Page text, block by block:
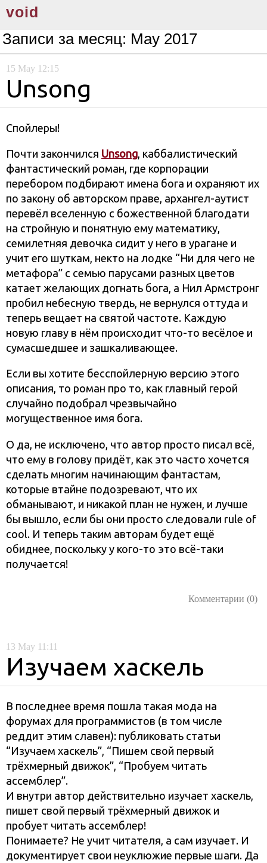
void
Записи за месяц: May 2017
15 May 12:15
Unsong
Спойлеры!
Почти закончился Unsong, каббалистический
фантастический роман, где корпорации
перебором подбирают имена бога и охраняют их
по закону об авторском праве, архангел-аутист
перевёл вселенную с божественной благодати
на стройную и понятную ему математику,
семилетняя девочка сидит у него в урагане и
учит его шуткам, некто на лодке “Ни для чего не
метафора” с семью парусами разных цветов
катает желающих догнать бога, а Нил Армстронг
пробил небесную твердь, не вернулся оттуда и
теперь вещает на святой частоте. Каждую
новую главу в нём происходит что-то весёлое и
сумасшедшее и зашкаливающее.
Если вы хотите бесспойлерную версию этого
описания, то роман про то, как главный герой
случайно подобрал чрезвычайно
могущественное имя бога.
О да, не исключено, что автор просто писал всё,
что ему в голову придёт, как это часто хочется
сделать многим начинающим фантастам,
которые втайне подозревают, что их
обманывают, и никакой план не нужен, и лучше
бы вышло, если бы они просто следовали rule of
cool. И теперь таким авторам будет ещё
обиднее, поскольку у кого-то это всё-таки
получается!
Комментарии (0)
13 May 11:11
Изучаем хаскель
В последнее время пошла такая мода на
форумах для программистов (в том числе
реддит этим славен): публиковать статьи
“Изучаем хаскель”, “Пишем свой первый
трёхмерный движок”, “Пробуем читать
ассемблер”.
И внутри автор действительно изучает хаскель,
пишет свой первый трёхмерный движок и
пробует читать ассемблер!
Понимаете? Не учит читателя, а сам изучает. И
документирует свои неуклюжие первые шаги. Да